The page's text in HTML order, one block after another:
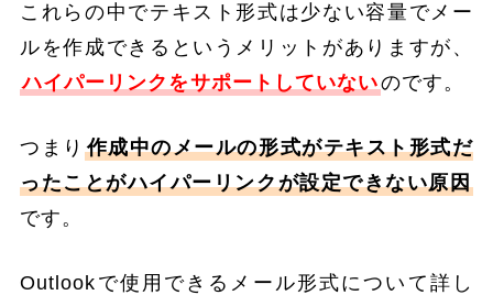
これらの中でテキスト形式は少ない容量でメー
ルを作成できるというメリットがありますが、
ハイパーリンクをサポートしていないのです。
つまり 作成中のメールの形式がテキスト形式だ
ったことがハイパーリンクが設定できない原因
です。
Outlookで使用できるメール形式について詳し